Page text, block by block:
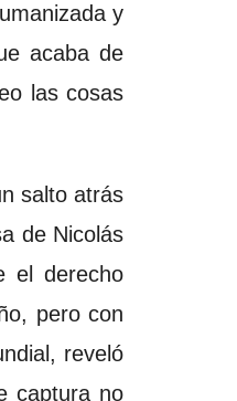
y
acaba de
las cosas
salto atrás
de Nicolás
el derecho
pero con
reveló
captura no